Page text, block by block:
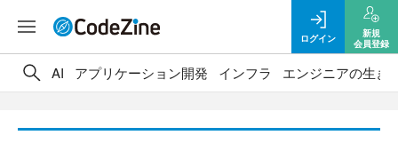
ログイン
新規
会員登録
AI アプリケーション開発 インフラ エンジニアの生き